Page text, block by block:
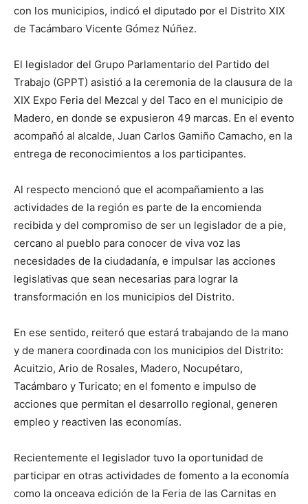
con los municipios, indicó el diputado por el Distrito XIX
de Tacámbaro Vicente Gómez Núñez.
El legislador del Grupo Parlamentario del Partido del
Trabajo (GPPT) asistió a la ceremonia de la clausura de la
XIX Expo Feria del Mezcal y del Taco en el municipio de
Madero, en donde se expusieron 49 marcas. En el evento
acompañó al alcalde, Juan Carlos Gamiño Camacho, en la
entrega de reconocimientos a los participantes.
Al respecto mencionó que el acompañamiento a las
actividades de la región es parte de la encomienda
recibida y del compromiso de ser un legislador de a pie,
cercano al pueblo para conocer de viva voz las
necesidades de la ciudadanía, e impulsar las acciones
legislativas que sean necesarias para lograr la
transformación en los municipios del Distrito.
En ese sentido, reiteró que estará trabajando de la mano
y de manera coordinada con los municipios del Distrito:
Acuitzio, Ario de Rosales, Madero, Nocupétaro,
Tacámbaro y Turicato; en el fomento e impulso de
acciones que permitan el desarrollo regional, generen
empleo y reactiven las economías.
Recientemente el legislador tuvo la oportunidad de
participar en otras actividades de fomento a la economía
como la onceava edición de la Feria de las Carnitas en